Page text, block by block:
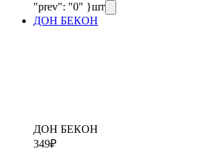
"prev": "0" }шт
ДОН БЕКОН
ДОН БЕКОН
349₽